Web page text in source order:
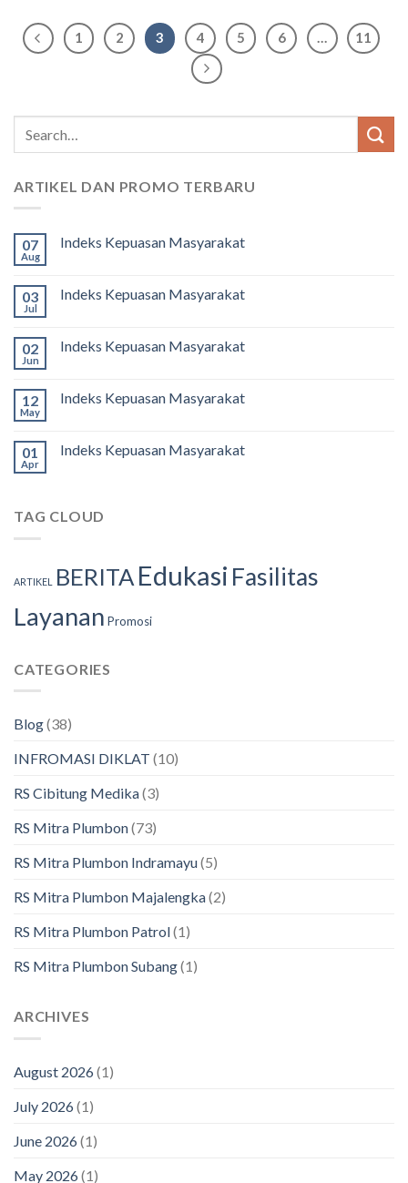
1 2 3 4 5 6 … 11
ARTIKEL DAN PROMO TERBARU
07
Aug
Indeks Kepuasan Masyarakat
03
Jul
Indeks Kepuasan Masyarakat
02
Jun
Indeks Kepuasan Masyarakat
12
May
Indeks Kepuasan Masyarakat
01
Apr
Indeks Kepuasan Masyarakat
TAG CLOUD
ARTIKEL BERITA Edukasi Fasilitas
Layanan Promosi
CATEGORIES
Blog(38)
INFROMASI DIKLAT (10)
RS Cibitung Medika(3)
RS Mitra Plumbon(73)
RS Mitra Plumbon Indramayu(5)
RS Mitra Plumbon Majalengka(2)
RS Mitra Plumbon Patrol(1)
RS Mitra Plumbon Subang(1)
ARCHIVES
August 2026(1)
July 2026(1)
June 2026(1)
May 2026(1)